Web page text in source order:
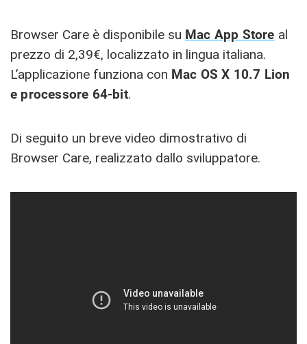
Browser Care è disponibile su Mac App Store al
prezzo di 2,39€, localizzato in lingua italiana.
L’applicazione funziona con Mac OS X 10.7 Lion
e processore 64-bit.
Di seguito un breve video dimostrativo di
Browser Care, realizzato dallo sviluppatore.